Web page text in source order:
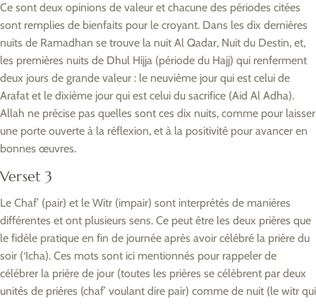
Ce sont deux opinions de valeur et chacune des périodes citées
sont remplies de bienfaits pour le croyant. Dans les dix dernières
nuits de Ramadhan se trouve la nuit Al Qadar, Nuit du Destin, et,
les premières nuits de Dhul Hijja (période du Hajj) qui renferment
deux jours de grande valeur : le neuvième jour qui est celui de
Arafat et le dixième jour qui est celui du sacrifice (Aid Al Adha).
Allah ne précise pas quelles sont ces dix nuits, comme pour laisser
une porte ouverte à la réflexion, et à la positivité pour avancer en
bonnes œuvres.
Verset 3
Le Chaf’ (pair) et le Witr (impair) sont interprétés de manières
différentes et ont plusieurs sens. Ce peut être les deux prières que
le fidèle pratique en fin de journée après avoir célébré la prière du
soir (‘Icha). Ces mots sont ici mentionnés pour rappeler de
célébrer la prière de jour (toutes les prières se célèbrent par deux
unités de prières (chaf’ voulant dire pair) comme de nuit (le witr qui